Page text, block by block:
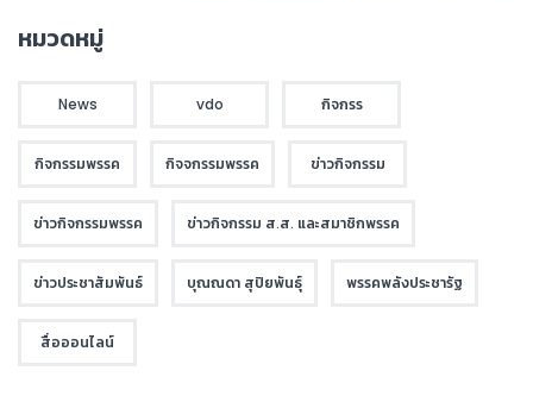
หมวดหมู่
News vdo กิจกรร
กิจกรรมพรรค กิจจกรรมพรรค ข่าวกิจกรรม
ข่าวกิจกรรมพรรค ข่าวกิจกรรม ส.ส. และสมาชิกพรรค
ข่าวประชาสัมพันธ์ บุณณดา สุปิยพันธุ์ พรรคพลังประชารัฐ
สื่อออนไลน์